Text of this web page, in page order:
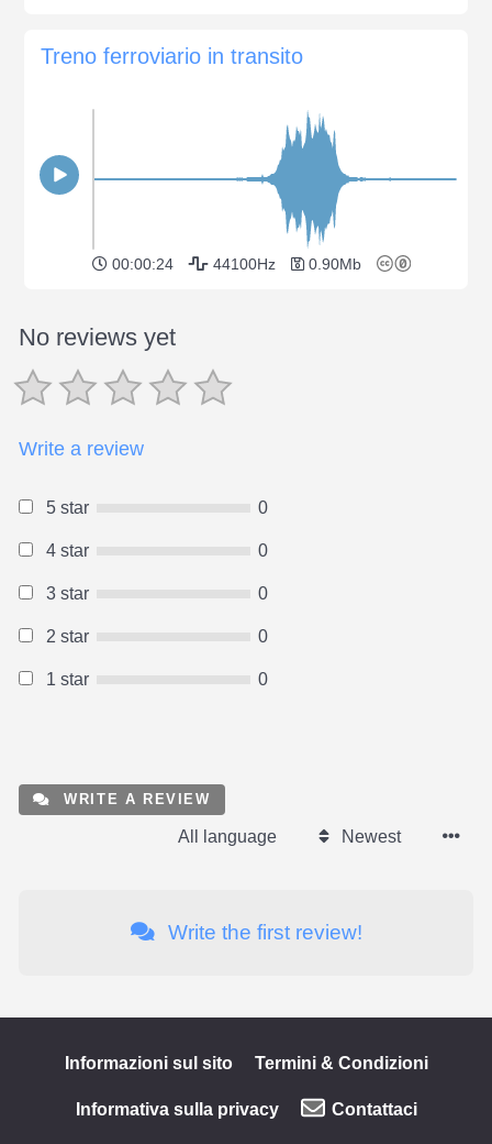
Treno ferroviario in transito
00:00:24 44100Hz 0.90Mb
No reviews yet
Write a review
5 star 0
4 star 0
3 star 0
2 star 0
1 star 0
WRITE A REVIEW
All language Newest
Write the first review!
Informazioni sul sito Termini & Condizioni
Informativa sulla privacy Contattaci